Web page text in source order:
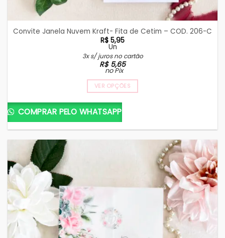
Convite Janela Nuvem Kraft- Fita de Cetim – COD. 206-C
R$ 5,95
Un
3x s/ juros no cartão
R$5,65
no Pix
VER OPÇÕES
COMPRAR PELO WHATSAPP